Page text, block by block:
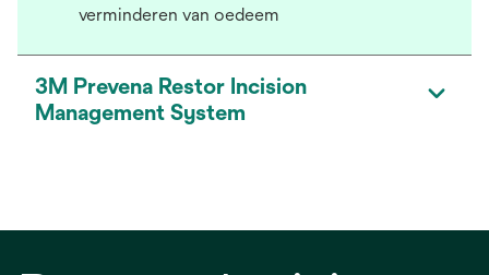
verminderen van oedeem
3M Prevena Restor Incision
Management System